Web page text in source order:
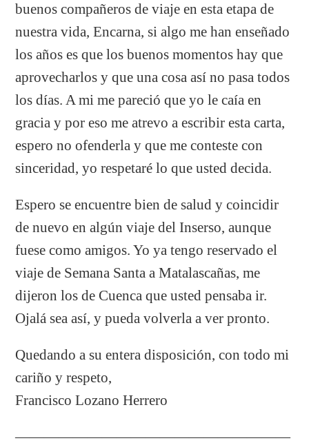
buenos compañeros de viaje en esta etapa de
nuestra vida, Encarna, si algo me han enseñado
los años es que los buenos momentos hay que
aprovecharlos y que una cosa así no pasa todos
los días. A mi me pareció que yo le caía en
gracia y por eso me atrevo a escribir esta carta,
espero no ofenderla y que me conteste con
sinceridad, yo respetaré lo que usted decida.
Espero se encuentre bien de salud y coincidir
de nuevo en algún viaje del Inserso, aunque
fuese como amigos. Yo ya tengo reservado el
viaje de Semana Santa a Matalascañas, me
dijeron los de Cuenca que usted pensaba ir.
Ojalá sea así, y pueda volverla a ver pronto.
Quedando a su entera disposición, con todo mi
cariño y respeto,
Francisco Lozano Herrero
———————————————————